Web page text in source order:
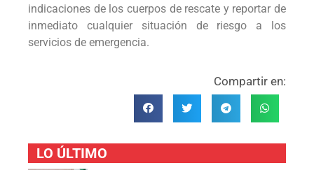
indicaciones de los cuerpos de rescate y reportar de
inmediato cualquier situación de riesgo a los
servicios de emergencia.
Compartir en:
LO ÚLTIMO